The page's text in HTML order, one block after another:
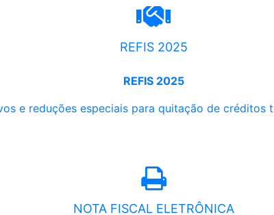
REFIS 2025
REFIS 2025
e reduções especiais para quitação de créditos
NOTA FISCAL ELETRÔNICA